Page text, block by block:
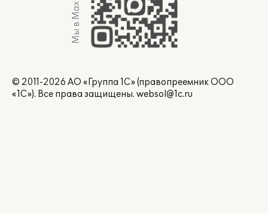
Мы в Max
© 2011-2026 АО «Группа 1С» (правопреемник ООО
«1С»). Все права защищены. websol@1c.ru